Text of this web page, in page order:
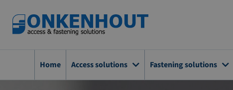
Home Access solutions Fastening solutions